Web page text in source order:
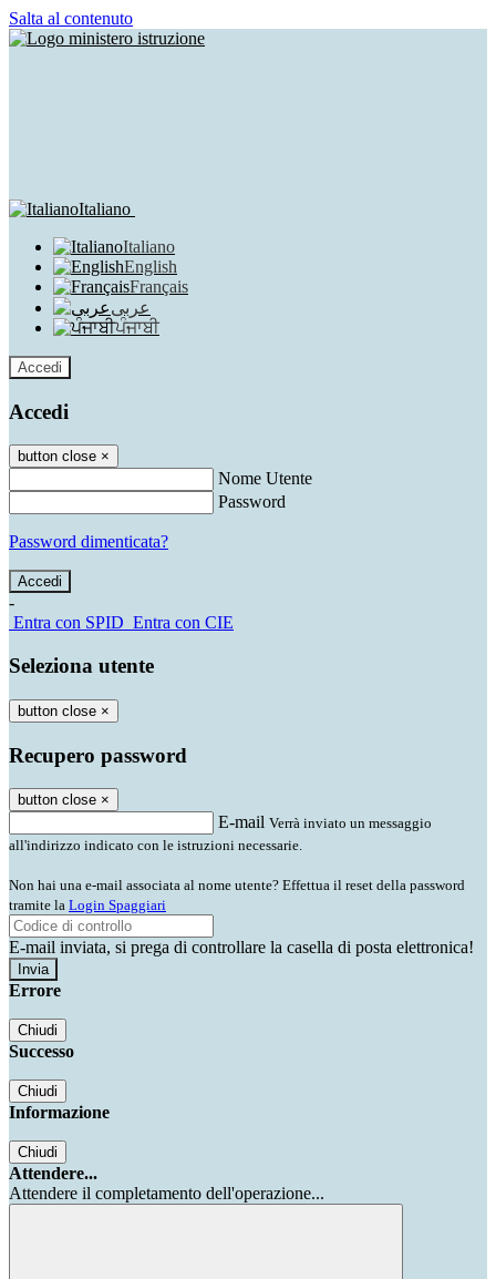
Salta al contenuto
Italiano
Italiano
English
Français
عربى
ਪੰਜਾਬੀ
Accedi
Accedi
button close ×
Nome Utente
Password
Password dimenticata?
-
Entra con SPID Entra con CIE
Seleziona utente
button close ×
Recupero password
button close ×
E-mail Verrà inviato un messaggio
all'indirizzo indicato con le istruzioni necessarie.
Non hai una e-mail associata al nome utente? Effettua il reset della password
tramite la Login Spaggiari
E-mail inviata, si prega di controllare la casella di posta elettronica!
Errore
Chiudi
Successo
Chiudi
Informazione
Chiudi
Attendere...
Attendere il completamento dell'operazione...